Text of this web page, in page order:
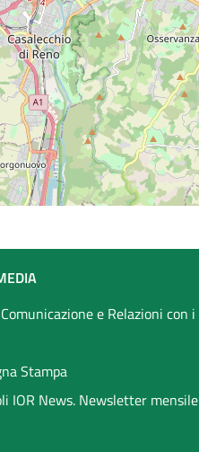
e Relazioni con i
Stampa
IOR News. Newsletter mensile